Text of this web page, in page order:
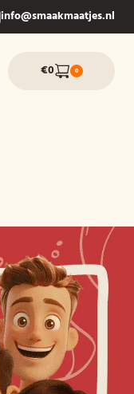
info@smaakmaatjes.nl
€0 0